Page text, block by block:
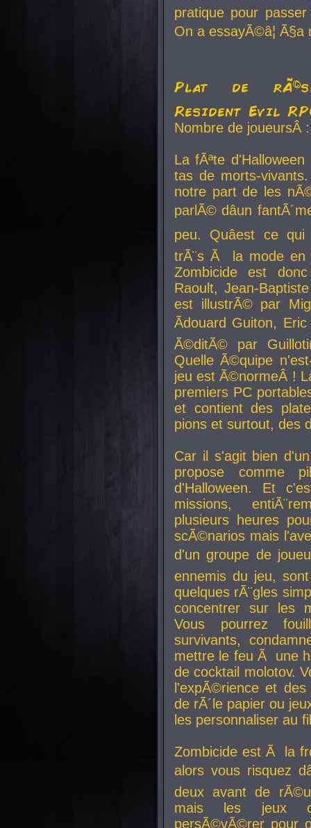
pratique pour
On a essayÃ©â¦
Plat de
Resident Evil
Nombre de
La fÃªte
tas de morts-
notre part de les
parlÃ© dâun
peu. Quâest ce
trÃ¨s Ã la mode en
Zombicide est
Raoult, Jean-
est illustrÃ© par
Ãdouard Guiton,
Ã©ditÃ© par
Quelle Ã©quipe
jeu est Ã©normeÂ !
premiers PC
et contient des
pions et surtout, des
Car il s'agit bien
propose comme
d'Halloween. Et
missions,
plusieurs heures
scÃ©narios mais
d'un groupe de
ennemis du jeu,
quelques rÃ¨gles
concentrer sur les
Vous pourrez
survivants,
mettre le feu Ã une
de cocktail molotov.
l'expÃ©rience et
de rÃ´le papier ou
les personnaliser au
Zombicide est Ã la
alors vous risquez
deux avant de
mais les jeux
persÃ©vÃ©rer pour